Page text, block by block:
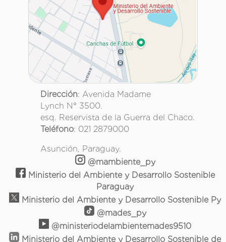
Dirección: Avenida Madame
Lynch N° 3500.
esq. Reservista de la Guerra del Chaco.
Teléfono: 021 2879000
Asunción, Paraguay.
@mambiente_py
Ministerio del Ambiente y Desarrollo Sostenible
Paraguay
Ministerio del Ambiente y Desarrollo Sostenible Py
@mades_py
@ministeriodelambientemades9510
Ministerio del Ambiente y Desarrollo Sostenible de